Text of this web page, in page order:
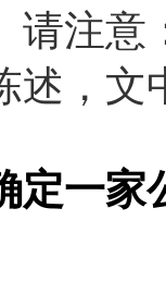
请注意
述，文
定一家